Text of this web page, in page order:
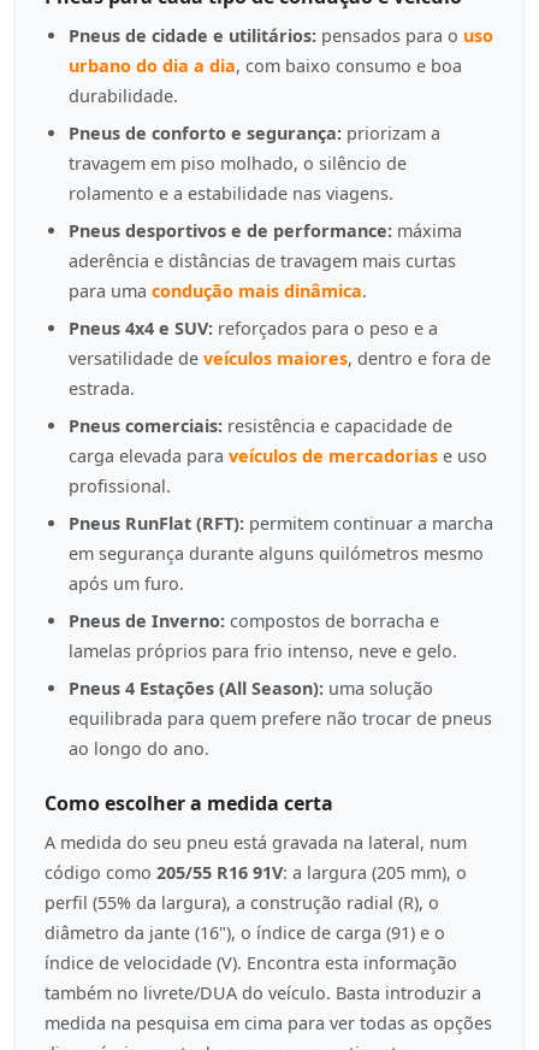
Pneus de cidade e utilitários: pensados para o uso
urbano do dia a dia, com baixo consumo e boa
durabilidade.
Pneus de conforto e segurança: priorizam a
travagem em piso molhado, o silêncio de
rolamento e a estabilidade nas viagens.
Pneus desportivos e de performance: máxima
aderência e distâncias de travagem mais curtas
para uma condução mais dinâmica.
Pneus 4x4 e SUV: reforçados para o peso e a
versatilidade de veículos maiores, dentro e fora de
estrada.
Pneus comerciais: resistência e capacidade de
carga elevada para veículos de mercadorias e uso
profissional.
Pneus RunFlat (RFT): permitem continuar a marcha
em segurança durante alguns quilómetros mesmo
após um furo.
Pneus de Inverno: compostos de borracha e
lamelas próprios para frio intenso, neve e gelo.
Pneus 4 Estações (All Season): uma solução
equilibrada para quem prefere não trocar de pneus
ao longo do ano.
Como escolher a medida certa
A medida do seu pneu está gravada na lateral, num
código como 205/55 R16 91V: a largura (205 mm), o
perfil (55% da largura), a construção radial (R), o
diâmetro da jante (16"), o índice de carga (91) e o
índice de velocidade (V). Encontra esta informação
também no livrete/DUA do veículo. Basta introduzir a
medida na pesquisa em cima para ver todas as opções